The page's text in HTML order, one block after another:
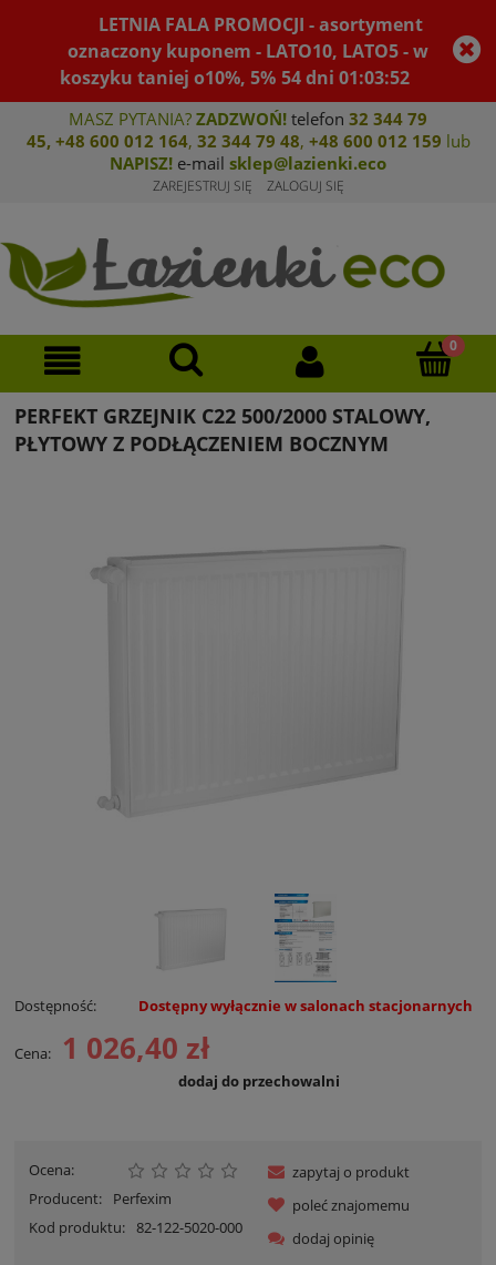
LETNIA FALA PROMOCJI - asortyment
oznaczony kuponem - LATO10, LATO5 - w
koszyku taniej o10%, 5% 54dni01:03:52
MASZ PYTANIA? ZADZWOŃ! telefon 32 344 79
45, +48 600 012 164, 32 344 79 48, +48 600 012 159 lub
NAPISZ! e-mail sklep@lazienki.eco
ZAREJESTRUJ SIĘ ZALOGUJ SIĘ
PERFEKT GRZEJNIK C22 500/2000 STALOWY,
PŁYTOWY Z PODŁĄCZENIEM BOCZNYM
Dostępność: Dostępny wyłącznie w salonach stacjonarnych
Cena: 1 026,40 zł
dodaj do przechowalni
Ocena:
Producent:
Perfexim
Kod produktu: 82-122-5020-000
zapytaj o produkt
poleć znajomemu
dodaj opinię